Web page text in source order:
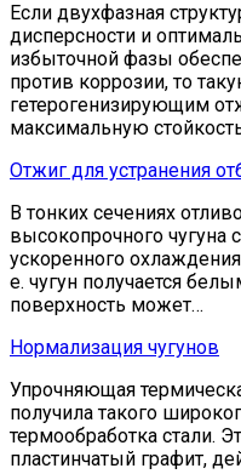
Если двухфазная
дисперсности и
избыточной фазы
против коррозии, то
гетерогенизирующим
максимальную
Отжиг для устранения
В тонких сечениях
высокопрочного
ускоренного охлаждения
е. чугун получается
поверхность может…
Нормализация чугунов
Упрочняющая
получила такого
термообработка стали.
пластинчатый графит,